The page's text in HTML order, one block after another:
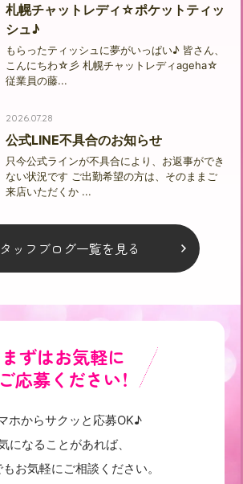
札幌チャットレディ☆ポケットティッ
シュ♪
もらったティッシュに夢がいっぱい♪ 皆さん、
こんにちわ☆彡 札幌チャットレディageha☆
従業員の藤...
2026.07.28
公式LINE不具合のお知らせ
只今公式ラインが不具合により、お返事ができ
ない状況です ご出勤希望の方は、そのままご
来店いただくか ...
ッフブログ一覧を見る
まずはお気軽に
ご応募ください！
ホからサクッと応募OK♪
になることがあれば、
お気軽にご相談ください。